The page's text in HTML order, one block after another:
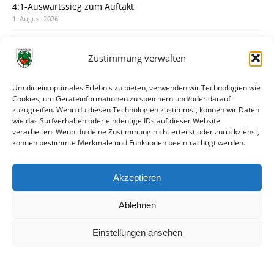
Zustimmung verwalten
Um dir ein optimales Erlebnis zu bieten, verwenden wir Technologien wie
Cookies, um Geräteinformationen zu speichern und/oder darauf
zuzugreifen. Wenn du diesen Technologien zustimmst, können wir Daten
wie das Surfverhalten oder eindeutige IDs auf dieser Website
verarbeiten. Wenn du deine Zustimmung nicht erteilst oder zurückziehst,
können bestimmte Merkmale und Funktionen beeinträchtigt werden.
Akzeptieren
Ablehnen
Einstellungen ansehen
4:1-Auswärtssieg zum Auftakt
1. August 2026
31. Juli 2026
30. Juli 2026
Deine Spielminute: 89+1
28. Juli 2026
Neuer Rückensponsor
Neue Podcast-Folge: So tickt Björn!
27. Juli 2026